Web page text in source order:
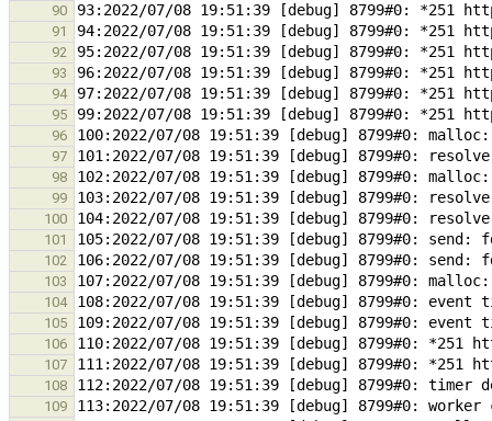
90
91
92
93
94
95
96
97
98
99
100
101
102
103
104
105
106
107
108
109